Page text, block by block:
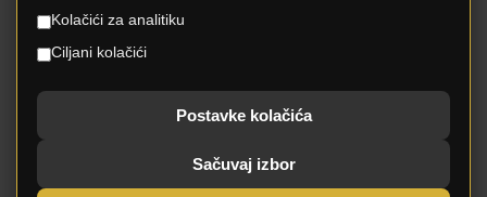
Kolačići za analitiku
Ciljani kolačići
Postavke kolačića
Sačuvaj izbor